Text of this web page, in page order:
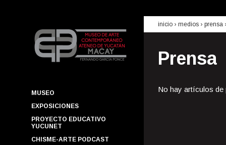
MUSEO
EXPOSICIONES
PROYECTO EDUCATIVO
YUCUNET
CHISME-ARTE PODCAST
inicio › medios › prensa
Prensa
No hay artículos de